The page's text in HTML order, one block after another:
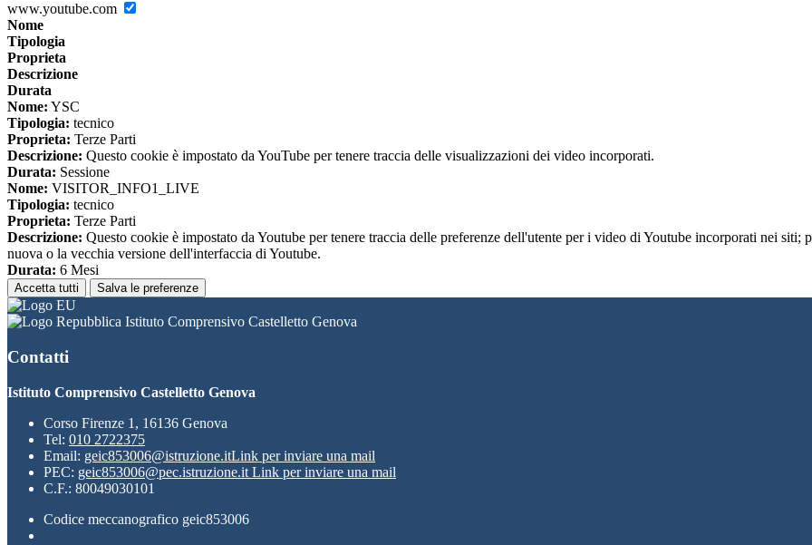
www.youtube.com
Nome
Tipologia
Proprieta
Descrizione
Durata
Nome: YSC
Tipologia: tecnico
Proprieta: Terze Parti
Descrizione: Questo cookie è impostato da YouTube per tenere traccia delle visualizzazioni dei video incorporati.
Durata: Sessione
Nome: VISITOR_INFO1_LIVE
Tipologia: tecnico
Proprieta: Terze Parti
Descrizione: Questo cookie è impostato da Youtube per tenere traccia delle preferenze dell'utente per i video di Youtube incorporati nei
nuova o la vecchia versione dell'interfaccia di Youtube.
Durata: 6 Mesi
Accetta tutti Salva le preferenze
Istituto Comprensivo Castelletto Genova
Contatti
Istituto Comprensivo Castelletto Genova
Corso Firenze 1, 16136 Genova
Tel: 010 2722375
Email: geic853006@istruzione.itLink per inviare una mail
PEC: geic853006@pec.istruzione.it Link per inviare una mail
C.F.: 80049030101
Codice meccanografico geic853006